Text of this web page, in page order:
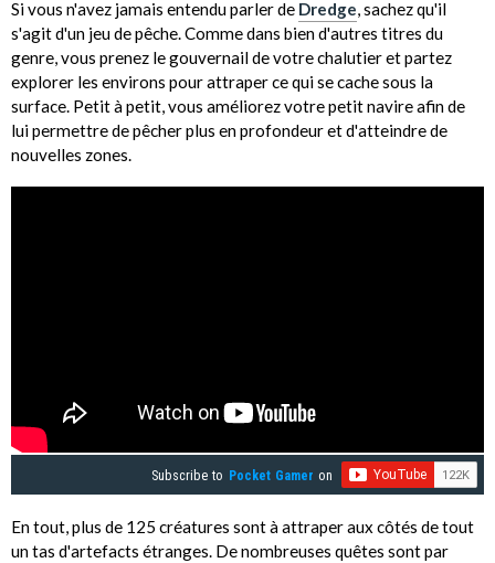
Si vous n'avez jamais entendu parler de Dredge, sachez qu'il
s'agit d'un jeu de pêche. Comme dans bien d'autres titres du
genre, vous prenez le gouvernail de votre chalutier et partez
explorer les environs pour attraper ce qui se cache sous la
surface. Petit à petit, vous améliorez votre petit navire afin de
lui permettre de pêcher plus en profondeur et d'atteindre de
nouvelles zones.
Subscribe to Pocket Gamer on
En tout, plus de 125 créatures sont à attraper aux côtés de tout
un tas d'artefacts étranges. De nombreuses quêtes sont par